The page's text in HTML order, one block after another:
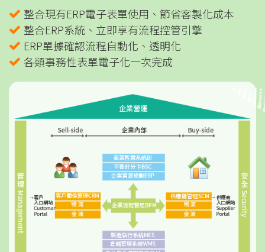
整合現有ERP電子表單使用、節省客製化成本
整合ERP系統、立即享有流程控管引擎
ERP單據確認流程自動化、透明化
各類事務性表單電子化一次完成